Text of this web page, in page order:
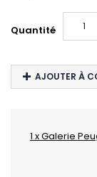
Quantité
AJOUTER À
1 x Galerie